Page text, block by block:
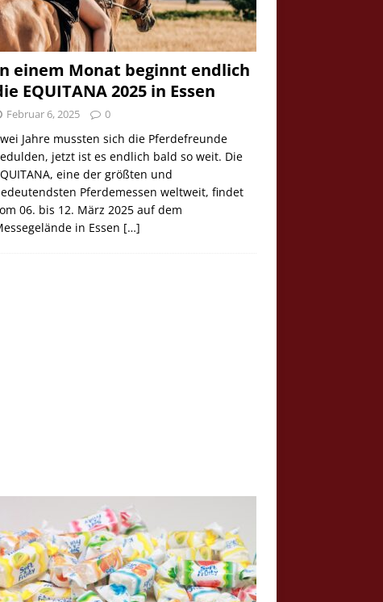
einem Monat beginnt endlich
EQUITANA 2025 in Essen
Februar 6, 2025 0
Jahre mussten sich die Pferdefreunde
jetzt ist es endlich bald so weit. Die
eine der größten und
Pferdemessen weltweit, findet
06. bis 12. März 2025 auf dem
in Essen […]